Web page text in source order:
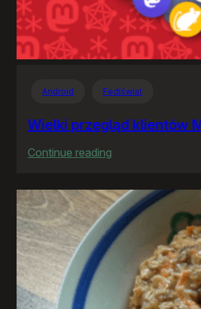
Android Fediświat
Wielki przegląd klientów
Continue reading
przegląd
klientów
Mastodona
dla
Androida